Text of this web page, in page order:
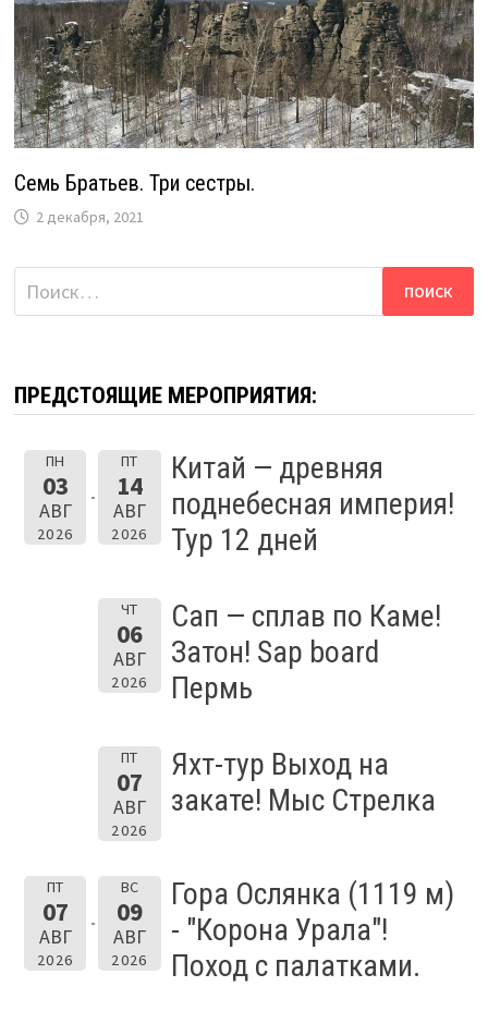
Семь Братьев. Три сестры.
2 декабря, 2021
Найти:
ПРЕДСТОЯЩИЕ МЕРОПРИЯТИЯ:
ПН
03
АВГ
2026
ПТ
14
АВГ
2026
Китай — древняя
поднебесная империя!
Тур 12 дней
ЧТ
06
АВГ
2026
Сап — сплав по Каме!
Затон! Sap board
Пермь
ПТ
07
АВГ
2026
Яхт-тур Выход на
закате! Мыс Стрелка
ПТ
07
АВГ
2026
ВС
09
АВГ
2026
Гора Ослянка (1119 м)
- "Корона Урала"!
Поход с палатками.